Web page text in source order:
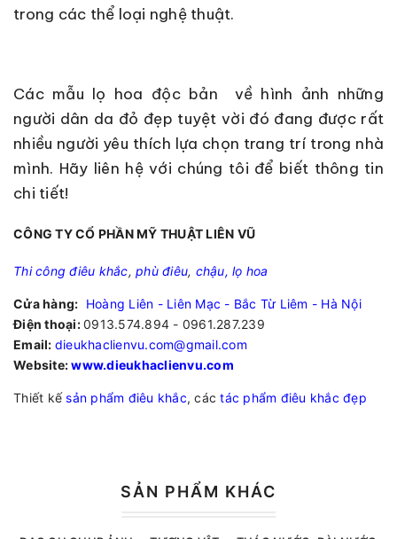
trong các thể loại nghệ thuật.
Các mẫu lọ hoa độc bản về hình ảnh những
người dân da đỏ đẹp tuyệt vời đó đang được rất
nhiều người yêu thích lựa chọn trang trí trong nhà
mình. Hãy liên hệ với chúng tôi để biết thông tin
chi tiết!
CÔNG TY CỔ PHẦN MỸ THUẬT LIÊN VŨ
Thi công điêu khắc, phù điêu, chậu, lọ hoa
Cửa hàng: Hoàng Liên - Liên Mạc - Bắc Từ Liêm - Hà Nội
Điện thoại:0913.574.894 - 0961.287.239
Email: dieukhaclienvu.com@gmail.com
Website:www.dieukhaclienvu.com
Thiết kếsản phẩm điêu khắc, cáctác phẩm điêu khắc đẹp
SẢN PHẨM KHÁC